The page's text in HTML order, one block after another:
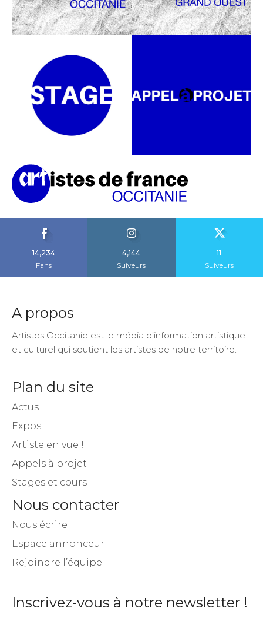
14,234
Fans
4,144
Suiveurs
11
Suiveurs
A propos
Artistes Occitanie est le média d’information artistique
et culturel qui soutient les artistes de notre territoire.
Plan du site
Actus
Expos
Artiste en vue !
Appels à projet
Stages et cours
Nous contacter
Nous écrire
Espace annonceur
Rejoindre l’équipe
Inscrivez-vous à notre newsletter !